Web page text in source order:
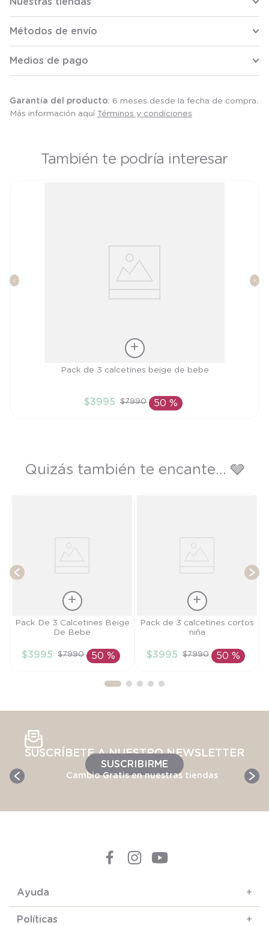
Métodos de envío
Medios de pago
Garantía del producto: 6 meses desde la fecha de compra.
Más información aquí Términos y condiciones
También te podría interesar
AÑADIR AL CARRITO
Pack de 3 calcetines beige de bebe
$3995 $7990 50 %
Quizás también te encante... 🩶
Talla
AÑADIR AL
Pack De 3 Calcetines Beige
De Bebe
$3995 $7990 50 %
Talla
AÑADIR AL
Pack de 3 calcetines cortos
niña
$3995 $7990 50 %
SUSCRÍBETE A NUESTRO NEWSLETTER
SUSCRIBIRME
Cambio Gratis en nuestras tiendas
Ayuda +
Políticas +